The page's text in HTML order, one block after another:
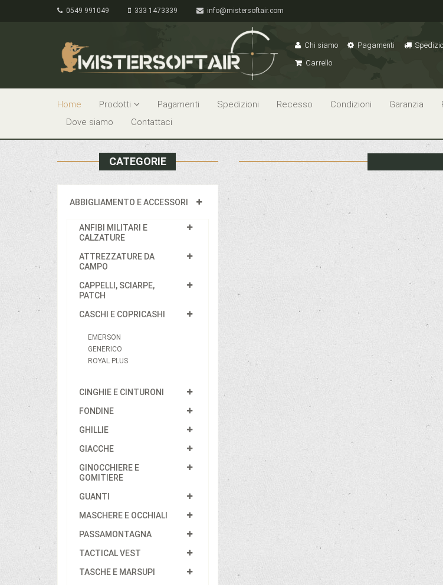
0549 991049 333 1473339 info@mistersoftair.com
Chi siamo Pagamenti
Carrello
Home Prodotti Pagamenti Spedizioni Recesso Condizioni Garanzia
Dove siamo
Contattaci
CATEGORIE
ABBIGLIAMENTO E ACCESSORI
ANFIBI MILITARI E
CALZATURE
ATTREZZATURE DA
CAMPO
CAPPELLI, SCIARPE,
PATCH
CASCHI E COPRICASHI
EMERSON
GENERICO
ROYAL PLUS
CINGHIE E CINTURONI
FONDINE
GHILLIE
GIACCHE
GINOCCHIERE E
GOMITIERE
GUANTI
MASCHERE E OCCHIALI
PASSAMONTAGNA
TACTICAL VEST
TASCHE E MARSUPI